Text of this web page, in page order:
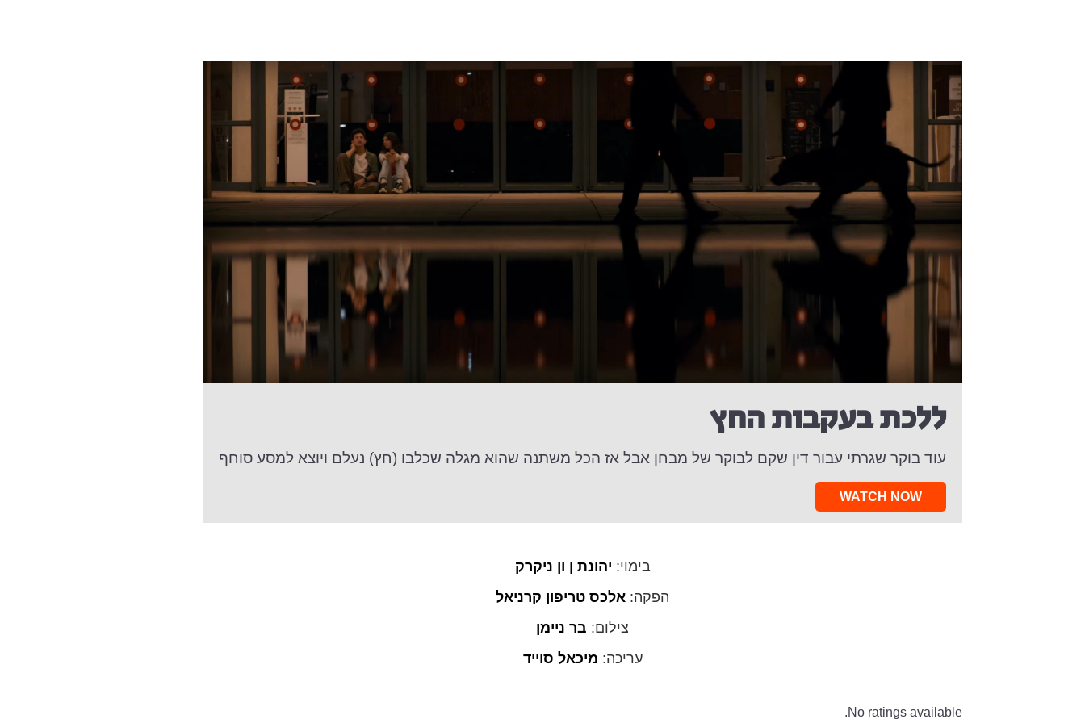
ללכת בעקבות החץ
עוד בוקר שגרתי עבור דין שקם לבוקר של מבחן אבל אז הכל משתנה שהוא מגלה שכלבו (חץ) נעלם ויוצא למסע סוחף
WATCH NOW
בימוי: יהונת ן ון ניקרק
הפקה: אלכס טריפון קרניאל
צילום: בר ניימן
עריכה: מיכאל סוייד
No ratings available.